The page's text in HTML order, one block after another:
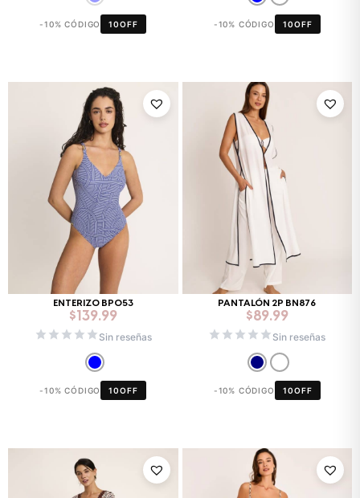
-10% CÓDIGO 10OFF -10% CÓDIGO 10OFF
ENTERIZO BP053
$139.99
Sin reseñas
-10% CÓDIGO 10OFF
PANTALÓN 2P BN876
$89.99
Sin reseñas
-10% CÓDIGO 10OFF